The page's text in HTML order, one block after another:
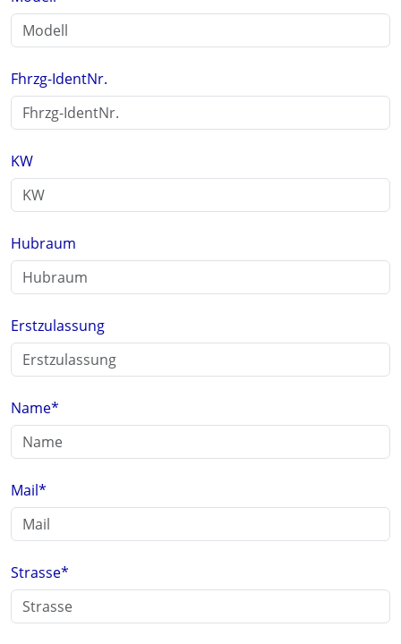
Fhrzg-IdentNr.
KW
Hubraum
Erstzulassung
Name*
Mail*
Strasse*